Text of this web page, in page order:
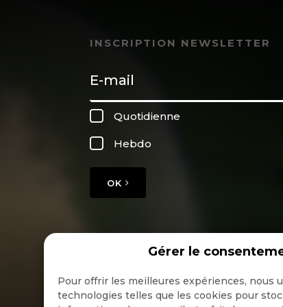
Gérer le
Pour offrir les meilleures expériences, nous
technologies telles que les cookies pour
INSCRIPTION NEWSLETTER
Quotidienne
Hebdo
OK